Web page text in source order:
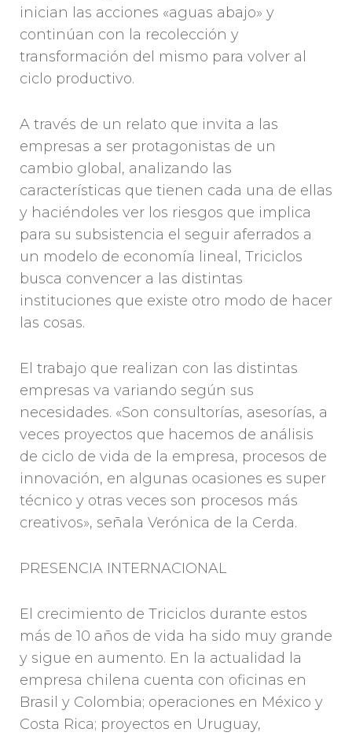
inician las acciones «aguas abajo» y
continúan con la recolección y
transformación del mismo para volver al
ciclo productivo.
A través de un relato que invita a las
empresas a ser protagonistas de un
cambio global, analizando las
características que tienen cada una de ellas
y haciéndoles ver los riesgos que implica
para su subsistencia el seguir aferrados a
un modelo de economía lineal, Triciclos
busca convencer a las distintas
instituciones que existe otro modo de hacer
las cosas.
El trabajo que realizan con las distintas
empresas va variando según sus
necesidades. «Son consultorías, asesorías, a
veces proyectos que hacemos de análisis
de ciclo de vida de la empresa, procesos de
innovación, en algunas ocasiones es super
técnico y otras veces son procesos más
creativos», señala Verónica de la Cerda.
PRESENCIA INTERNACIONAL
El crecimiento de Triciclos durante estos
más de 10 años de vida ha sido muy grande
y sigue en aumento. En la actualidad la
empresa chilena cuenta con oficinas en
Brasil y Colombia; operaciones en México y
Costa Rica; proyectos en Uruguay,